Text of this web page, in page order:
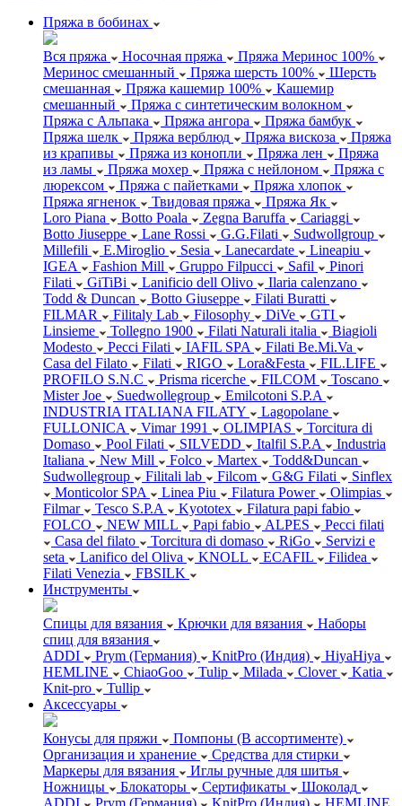
Пряжа в бобинах
Вся пряжа Носочная пряжа
Пряжа Меринос 100%
Меринос смешанный
Пряжа шерсть 100%
Шерсть
смешанная
Пряжа кашемир 100%
Кашемир
смешанный
Пряжа с синтетическим волокном
Пряжа с Альпака
Пряжа ангора
Пряжа бамбук
Пряжа шелк
Пряжа верблюд Пряжа вискоза
Пряжа
из крапивы
Пряжа из конопли Пряжа лен
Пряжа
из ламы
Пряжа мохер Пряжа с нейлоном
Пряжа с
люрексом
Пряжа с пайетками
Пряжа хлопок
Пряжа ягненок
Твидовая пряжа
Пряжа Як
Loro Piana
Botto Poala Zegna Baruffa
Cariaggi
Botto Jiuseppe
Lane Rossi G.G.Filati
Sudwollgroup
Millefili
E.Miroglio Sesia Lanecardate
Lineapiu
IGEA
Fashion Mill Gruppo Filpucci Safil
Pinori
Filati
GiTiBi Lanificio dell Olivo
Ilaria calenzano
Todd & Duncan
Botto Giuseppe
Filati Buratti
FILMAR
Filitaly Lab Filosophy DiVe
GTI
Linsieme
Tollegno 1900 Filati Naturali italia
Biagioli
Modesto
Pecci Filati IAFIL SPA
Filati Be.Mi.Va
Casa del Filato
Filati RIGO Lora&Festa
FIL.LIFE
PROFILO S.N.C
Prisma ricerche FILCOM
Toscano
Mister Joe
Suedwollegroup
Emilcotoni S.P.A
INDUSTRIA ITALIANA FILATY
Lagopolane
FULLONICA
Vimar 1991 OLIMPIAS
Torcitura di
Domaso
Pool Filati SILVEDD Italfil S.P.A
Industria
Italiana
New Mill Folco Martex
Todd&Duncan
Sudwollegroup
Filitali lab Filcom G&G Filati
Sinflex
Monticolor SPA
Linea Piu Filatura Power
Olimpias
Filmar
Tesco S.P.A Kyototex
Filatura papi fabio
FOLCO
NEW MILL Papi fabio ALPES
Pecci filati
Casa del filato
Torcitura di domaso RiGo
Servizi e
seta
Lanifico del Oliva KNOLL ECAFIL
Filidea
Filati Venezia
FBSILK
Инструменты
Спицы для вязания Крючки для вязания
Наборы
спиц для вязания
ADDI
Prym (Германия) KnitPro (Индия)
HiyaHiya
HEMLINE
ChiaoGoo Tulip Milada Clover
Katia
Knit-pro
Tullip
Аксессуары
Конусы для пряжи
Помпоны (В ассортименте)
Организация и хранение
Средства для стирки
Маркеры для вязания
Иглы ручные для шитья
Ножницы
Блокаторы Сертификаты
Шоколад
ADDI
Prym (Германия) KnitPro (Индия)
HEMLINE